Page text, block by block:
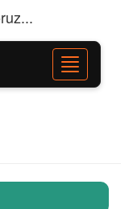
Toggle
navigation